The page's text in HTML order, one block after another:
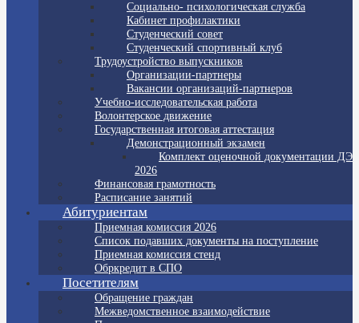
Социально- психологическая служба
Кабинет профилактики
Студенческий совет
Студенческий спортивный клуб
Трудоустройство выпускников
Организации-партнеры
Вакансии организаций-партнеров
Учебно-исследовательская работа
Волонтерское движение
Государственная итоговая аттестация
Демонстрационный экзамен
Комплект оценочной документации ДЭ
2026
Финансовая грамотность
Расписание занятий
Абитуриентам
Приемная комиссия 2026
Список подавших документы на поступление
Приемная комиссия стенд
Обркредит в СПО
Посетителям
Обращение граждан
Межведомственное взаимодействие